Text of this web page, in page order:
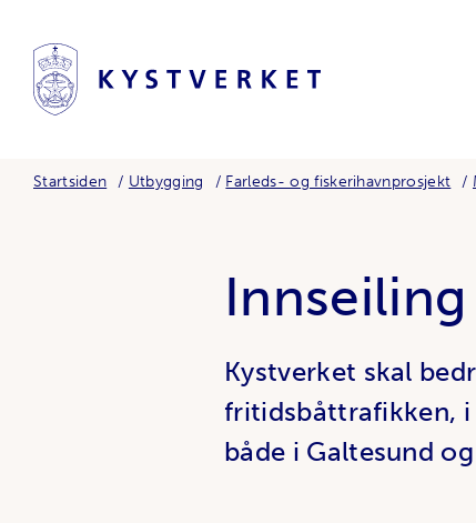
Startsiden Utbygging Farleds- og fiskerihavnprosjekt
Kystverket skal
fritidsbåttrafikken, i
både i Galtesund